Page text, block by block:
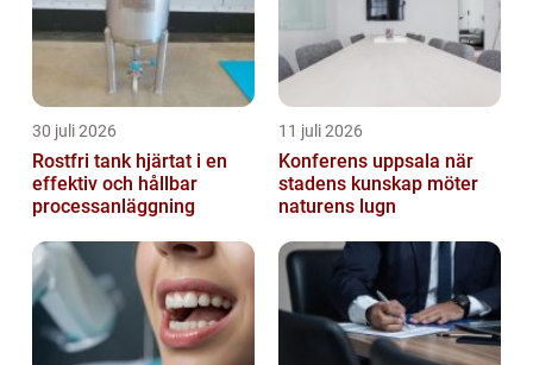
30 juli 2026
Rostfri tank hjärtat i en
effektiv och hållbar
processanläggning
11 juli 2026
Konferens uppsala när
stadens kunskap möter
naturens lugn